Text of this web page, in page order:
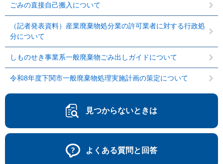
ごみの直接自己搬入について
（記者発表資料）産業廃棄物処分業の許可業者に対する行政処
分について
しものせき事業系一般廃棄物ごみ出しガイドについて
令和8年度下関市一般廃棄物処理実施計画の策定について
見つからないときは
よくある質問と回答